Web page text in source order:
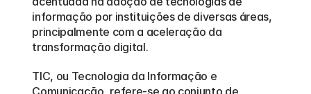
informação por instituições de diversas áreas,
principalmente com a aceleração da
transformação digital.
TIC, ou Tecnologia da Informação e
Comunicação, refere-se ao conjunto de